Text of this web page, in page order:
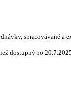
spracovávané a
dostupný po 20.7.2025